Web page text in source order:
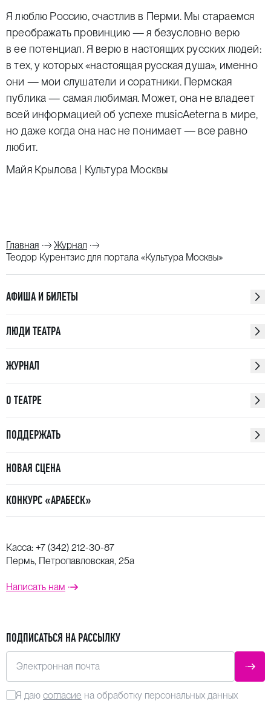
Я люблю Россию, счастлив в Перми. Мы стараемся
преображать провинцию — я безусловно верю
в ее потенциал. Я верю в настоящих русских людей:
в тех, у которых «настоящая русская душа», именно
они — мои слушатели и соратники. Пермская
публика — самая любимая. Может, она не владеет
всей информацией об успехе musicAeterna в мире,
но даже когда она нас не понимает — все равно
любит.
Майя Крылова | Культура Москвы
Главная
Журнал
Теодор Курентзис для портала «Культура Москвы»
АФИША И БИЛЕТЫ
ЛЮДИ ТЕАТРА
ЖУРНАЛ
О ТЕАТРЕ
ПОДДЕРЖАТЬ
НОВАЯ СЦЕНА
КОНКУРС «АРАБЕСК»
Касса: +7 (342) 212-30-87
Пермь, Петропавловская, 25а
Написать нам
ПОДПИСАТЬСЯ НА РАССЫЛКУ
Электронная почта
Я даю согласие на обработку персональных данных